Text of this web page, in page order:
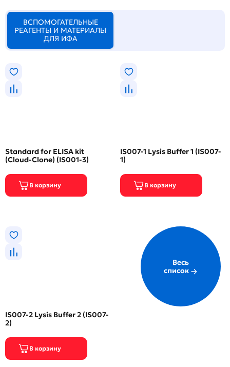
ВСПОМОГАТЕЛЬНЫЕ
РЕАГЕНТЫ И МАТЕРИАЛЫ
ДЛЯ ИФА
Standard for ELISA kit
(Cloud-Clone) (IS001-3)
IS007-1 Lysis Buffer 1 (IS007-
1)
IS007-2 Lysis Buffer 2 (IS007-
2)
Весь
список